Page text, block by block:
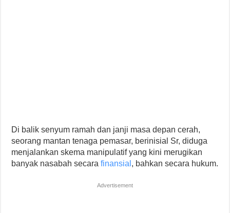
Di balik senyum ramah dan janji masa depan cerah,
seorang mantan tenaga pemasar, berinisial Sr, diduga
menjalankan skema manipulatif yang kini merugikan
banyak nasabah secarafinansial , bahkan secara hukum.
Advertisement